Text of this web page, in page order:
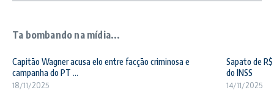
Ta bombando na mídia...
Capitão Wagner acusa elo entre facção criminosa e
campanha do PT ...
18/11/2025
Sapato de
do INSS
14/11/2025